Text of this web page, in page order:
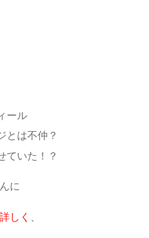
ール
とは不仲？
ていた！？
に
しく 、